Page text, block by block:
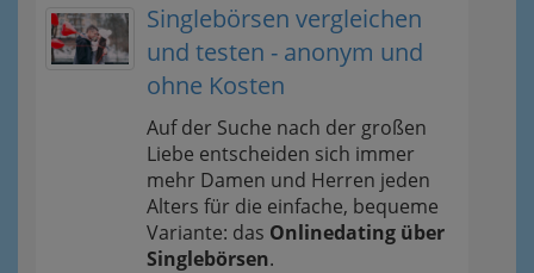
Singlebörsen vergleichen
und testen - anonym und
ohne Kosten
Auf der Suche nach der großen
Liebe entscheiden sich immer
mehr Damen und Herren jeden
Alters für die einfache, bequeme
Variante: das Onlinedating über
Singlebörsen.